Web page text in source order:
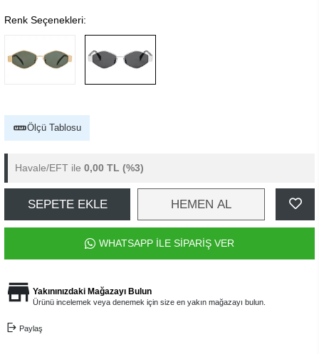
Renk Seçenekleri:
Ölçü Tablosu
Havale/EFT ile 0,00 TL (%3)
SEPETE EKLE HEMEN AL
WHATSAPP İLE SİPARİŞ VER
Yakınınızdaki Mağazayı Bulun
Ürünü incelemek veya denemek için size en yakın mağazayı bulun.
Paylaş